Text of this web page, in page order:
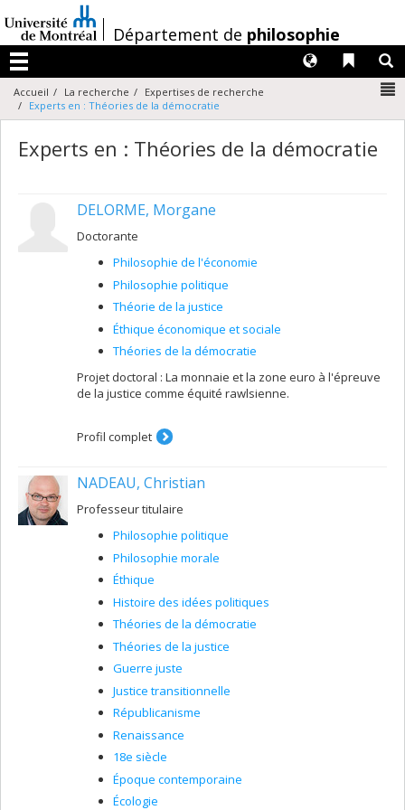
au
contenu
/Département de philosophie
Menu
Liens
Langues
Accueil La recherche
Expertises de recherche
Experts en : Théories de la démocratie
Experts en : Théories de la démocratie
DELORME, Morgane
Doctorante
Philosophie de l'économie
Philosophie politique
Théorie de la justice
Éthique économique et sociale
Théories de la démocratie
Projet doctoral : La monnaie et la zone euro à l'épreuve
de la justice comme équité rawlsienne.
Profil complet
NADEAU, Christian
Professeur titulaire
Philosophie politique
Philosophie morale
Éthique
Histoire des idées politiques
Théories de la démocratie
Théories de la justice
Guerre juste
Justice transitionnelle
Républicanisme
Renaissance
18e siècle
Époque contemporaine
Écologie